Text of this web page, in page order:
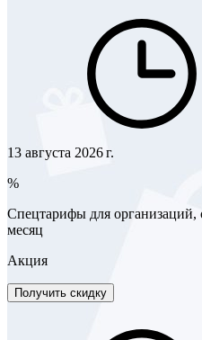
13 августа 2026 г.
%
Спецтарифы для
месяц
Акция
Получить скидку